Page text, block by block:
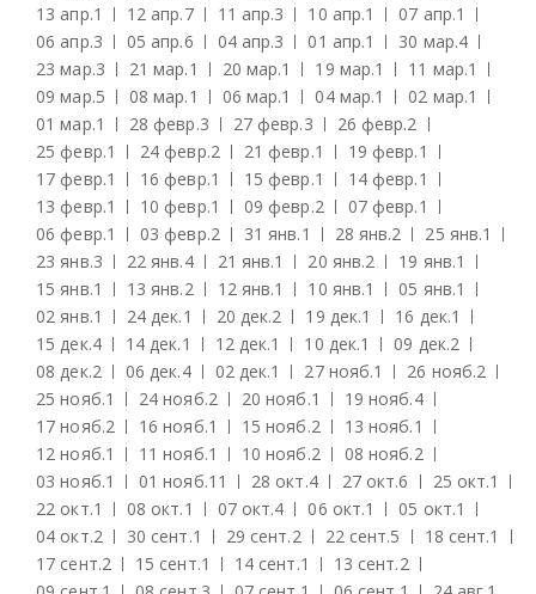
13 апр.1 12 апр.7 11 апр.3 10 апр.1 07 апр.1
06 апр.3 05 апр.6 04 апр.3 01 апр.1 30 мар.4
23 мар.3 21 мар.1 20 мар.1 19 мар.1 11 мар.1
09 мар.5 08 мар.1 06 мар.1 04 мар.1 02 мар.1
01 мар.1 28 февр.3 27 февр.3 26 февр.2
25 февр.1 24 февр.2 21 февр.1 19 февр.1
17 февр.1 16 февр.1 15 февр.1 14 февр.1
13 февр.1 10 февр.1 09 февр.2 07 февр.1
06 февр.1 03 февр.2 31 янв.1 28 янв.2 25 янв.1
23 янв.3 22 янв.4 21 янв.1 20 янв.2 19 янв.1
15 янв.1 13 янв.2 12 янв.1 10 янв.1 05 янв.1
02 янв.1 24 дек.1 20 дек.2 19 дек.1 16 дек.1
15 дек.4 14 дек.1 12 дек.1 10 дек.1 09 дек.2
08 дек.2 06 дек.4 02 дек.1 27 нояб.1 26 нояб.2
25 нояб.1 24 нояб.2 20 нояб.1 19 нояб.4
17 нояб.2 16 нояб.1 15 нояб.2 13 нояб.1
12 нояб.1 11 нояб.1 10 нояб.2 08 нояб.2
03 нояб.1 01 нояб.11 28 окт.4 27 окт.6 25 окт.1
22 окт.1 08 окт.1 07 окт.4 06 окт.1 05 окт.1
04 окт.2 30 сент.1 29 сент.2 22 сент.5 18 сент.1
17 сент.2 15 сент.1 14 сент.1 13 сент.2